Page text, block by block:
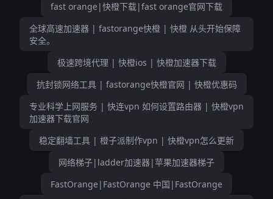
fast orange|快橙下载|fast orange官网下载
全球高速加速器 | fastorange快橙 | 快橙 从头开始保障
安全。
极速跨境代理 | 快橙ios | 快橙加速器下载
抗封锁网络工具 | fastorange快橙官网 | 快橙优惠码
专业科学上网服务 | 快连vpn 如何设置路由器 | 快橙vpn
加速器下载官网
稳定翻墙工具 | 橙子派制作vpn | 快橙vpn怎么更新
网络梯子|ladder加速器|苹果加速器梯子
FastOrange|FastOrange 中国|FastOrange